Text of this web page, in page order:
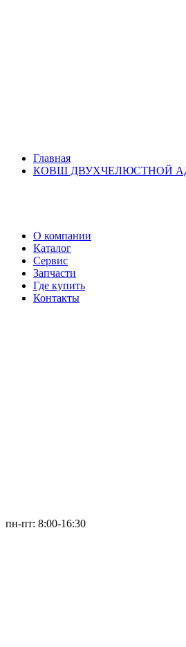
Главная
КОВШ ДВУХЧЕЛЮСТНОЙ
О компании
Каталог
Сервис
Запчасти
Где купить
Контакты
пн-пт: 8:00-16:30